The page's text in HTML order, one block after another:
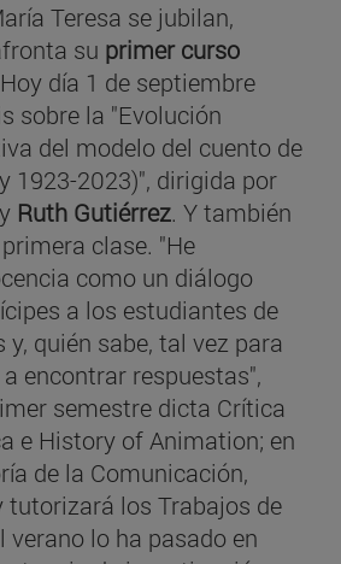
Teresa se jubilan,
su primer curso
día 1 de septiembre
sobre la "Evolución
del modelo del cuento de
1923-2023)", dirigida por
y Ruth Gutiérrez. Y también
clase. "He
como un diálogo
a los estudiantes de
quién sabe, tal vez para
encontrar respuestas",
semestre dicta Crítica
e History of Animation; en
de la Comunicación,
tutorizará los Trabajos de
verano lo ha pasado en